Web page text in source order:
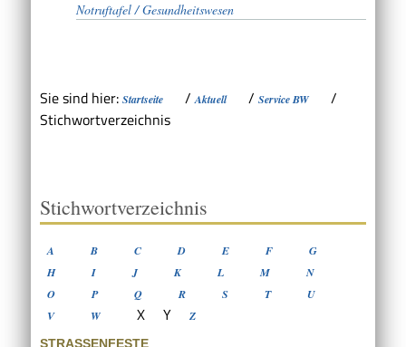
Notruftafel / Gesundheitswesen
Sie sind hier: Startseite /Aktuell / Service BW
/
Stichwortverzeichnis
Stichwortverzeichnis
A B C D E F
G
H
I J K L M
N
O
P Q R S T
U
V
W X Y Z
STRASSENFESTE